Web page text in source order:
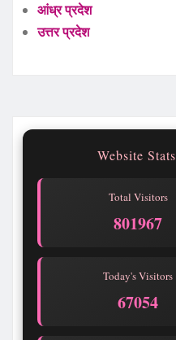
आंध्र प्रदेश
उत्तर प्रदेश
Website Stats
Total Visitors
801969
Today's Visitors
67056